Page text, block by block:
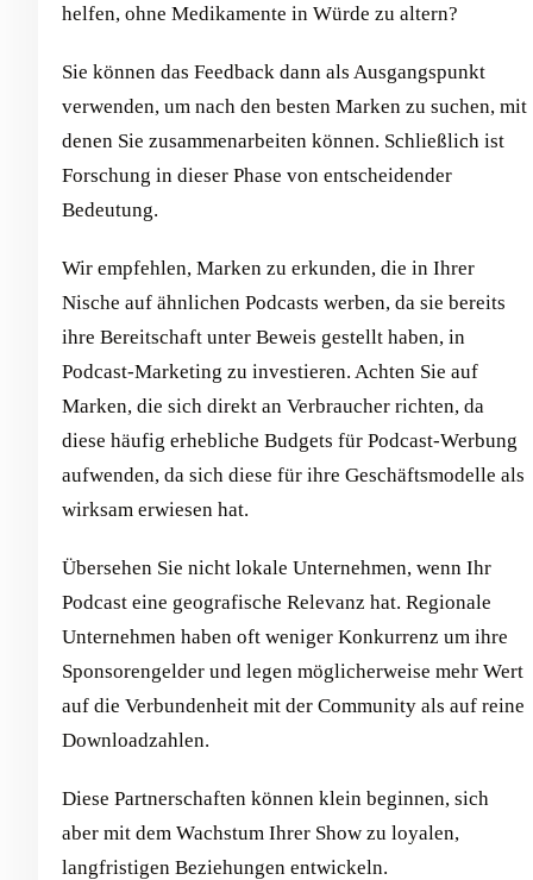
helfen, ohne Medikamente in Würde zu altern?
Sie können das Feedback dann als Ausgangspunkt
verwenden, um nach den besten Marken zu suchen, mit
denen Sie zusammenarbeiten können. Schließlich ist
Forschung in dieser Phase von entscheidender
Bedeutung.
Wir empfehlen, Marken zu erkunden, die in Ihrer
Nische auf ähnlichen Podcasts werben, da sie bereits
ihre Bereitschaft unter Beweis gestellt haben, in
Podcast-Marketing zu investieren. Achten Sie auf
Marken, die sich direkt an Verbraucher richten, da
diese häufig erhebliche Budgets für Podcast-Werbung
aufwenden, da sich diese für ihre Geschäftsmodelle als
wirksam erwiesen hat.
Übersehen Sie nicht lokale Unternehmen, wenn Ihr
Podcast eine geografische Relevanz hat. Regionale
Unternehmen haben oft weniger Konkurrenz um ihre
Sponsorengelder und legen möglicherweise mehr Wert
auf die Verbundenheit mit der Community als auf reine
Downloadzahlen.
Diese Partnerschaften können klein beginnen, sich
aber mit dem Wachstum Ihrer Show zu loyalen,
langfristigen Beziehungen entwickeln.